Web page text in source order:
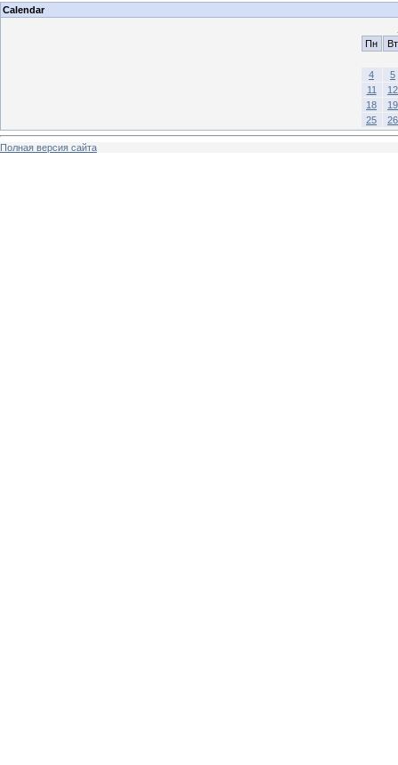
Calendar
Пн
Вт
4
5
11
12
18
19
25
26
Полная версия сайта